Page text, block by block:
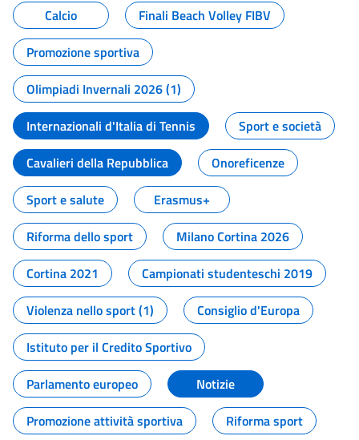
Calcio
Finali Beach Volley FIBV
Promozione sportiva
Olimpiadi Invernali 2026 (1)
Internazionali d'Italia di Tennis
Sport e società
Cavalieri della Repubblica
Onoreficenze
Sport e salute
Erasmus+
Riforma dello sport
Milano Cortina 2026
Cortina 2021
Campionati studenteschi 2019
Violenza nello sport (1)
Consiglio d'Europa
Istituto per il Credito Sportivo
Parlamento europeo
Notizie
Promozione attività sportiva
Riforma sport